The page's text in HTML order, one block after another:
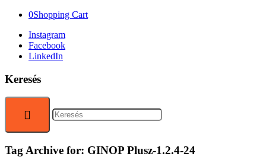
0Shopping Cart
Instagram
Facebook
LinkedIn
Keresés
Tag Archive for: GINOP Plusz-1.2.4-24